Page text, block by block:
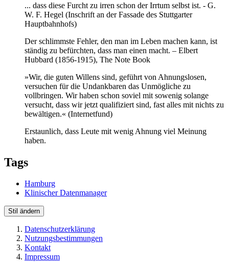
... dass diese Furcht zu irren schon der Irrtum selbst ist. - G.
W. F. Hegel (Inschrift an der Fassade des Stuttgarter
Hauptbahnhofs)
Der schlimmste Fehler, den man im Leben machen kann, ist
ständig zu befürchten, dass man einen macht. – Elbert
Hubbard (1856-1915), The Note Book
»Wir, die guten Willens sind, geführt von Ahnungslosen,
versuchen für die Undankbaren das Unmögliche zu
vollbringen. Wir haben schon soviel mit sowenig solange
versucht, dass wir jetzt qualifiziert sind, fast alles mit nichts zu
bewältigen.« (Internetfund)
Erstaunlich, dass Leute mit wenig Ahnung viel Meinung
haben.
Tags
Hamburg
Klinischer Datenmanager
Stil ändern
Datenschutzerklärung
Nutzungsbestimmungen
Kontakt
Impressum